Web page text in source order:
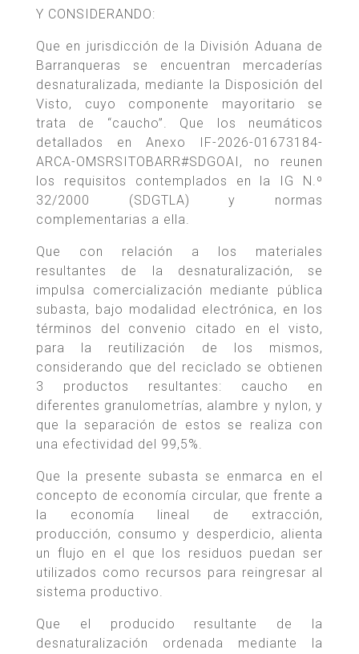
Y CONSIDERANDO:
Que en jurisdicción de la División Aduana de
Barranqueras se encuentran mercaderías
desnaturalizada, mediante la Disposición del
Visto, cuyo componente mayoritario se
trata de “caucho”. Que los neumáticos
detallados en Anexo IF-2026-01673184-
ARCA-OMSRSITOBARR#SDGOAI, no reunen
los requisitos contemplados en la IG N.º
32/2000 (SDGTLA) y normas
complementarias a ella.
Que con relación a los materiales
resultantes de la desnaturalización, se
impulsa comercialización mediante pública
subasta, bajo modalidad electrónica, en los
términos del convenio citado en el visto,
para la reutilización de los mismos,
considerando que del reciclado se obtienen
3 productos resultantes: caucho en
diferentes granulometrías, alambre y nylon, y
que la separación de estos se realiza con
una efectividad del 99,5%.
Que la presente subasta se enmarca en el
concepto de economía circular, que frente a
la economía lineal de extracción,
producción, consumo y desperdicio, alienta
un flujo en el que los residuos puedan ser
utilizados como recursos para reingresar al
sistema productivo.
Que el producido resultante de la
desnaturalización ordenada mediante la